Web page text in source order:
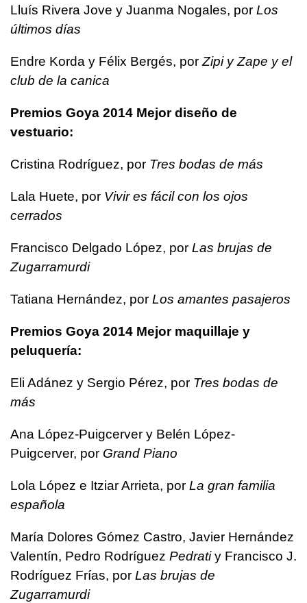
Lluís Rivera Jove y Juanma Nogales, por Los
últimos días
Endre Korda y Félix Bergés, porZipi y Zape y el
club de la canica
Premios Goya 2014 Mejor diseño de
vestuario:
Cristina Rodríguez, por Tres bodas de más
Lala Huete, por Vivir es fácil con los ojos
cerrados
Francisco Delgado López, por Las brujas de
Zugarramurdi
Tatiana Hernández, por Los amantes pasajeros
Premios Goya 2014 Mejor maquillaje y
peluquería:
Eli Adánez y Sergio Pérez, por Tres bodas de
más
Ana López-Puigcerver y Belén López-
Puigcerver, por Grand Piano
Lola López e Itziar Arrieta, por La gran familia
española
María Dolores Gómez Castro, Javier Hernández
Valentín, Pedro Rodríguez Pedratiy Francisco J.
Rodríguez Frías, por Las brujas de
Zugarramurdi